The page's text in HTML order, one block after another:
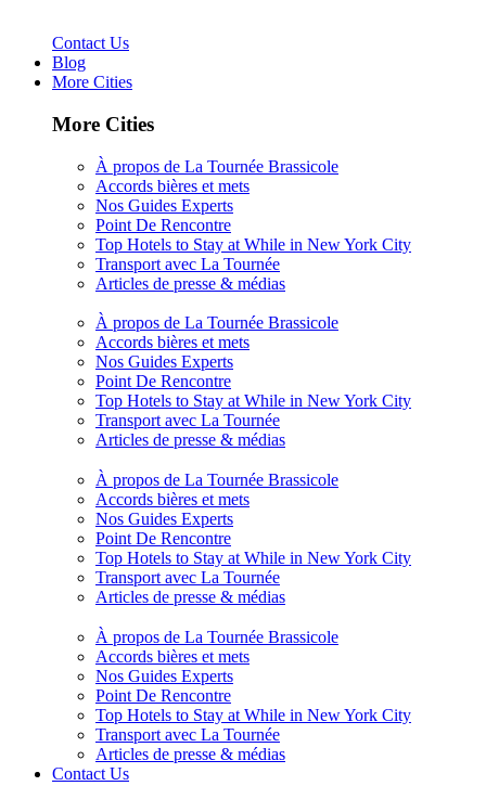
Contact Us
Blog
More Cities
More Cities
À propos de La Tournée Brassicole
Accords bières et mets
Nos Guides Experts
Point De Rencontre
Top Hotels to Stay at While in New York City
Transport avec La Tournée
Articles de presse & médias
À propos de La Tournée Brassicole
Accords bières et mets
Nos Guides Experts
Point De Rencontre
Top Hotels to Stay at While in New York City
Transport avec La Tournée
Articles de presse & médias
À propos de La Tournée Brassicole
Accords bières et mets
Nos Guides Experts
Point De Rencontre
Top Hotels to Stay at While in New York City
Transport avec La Tournée
Articles de presse & médias
À propos de La Tournée Brassicole
Accords bières et mets
Nos Guides Experts
Point De Rencontre
Top Hotels to Stay at While in New York City
Transport avec La Tournée
Articles de presse & médias
Contact Us